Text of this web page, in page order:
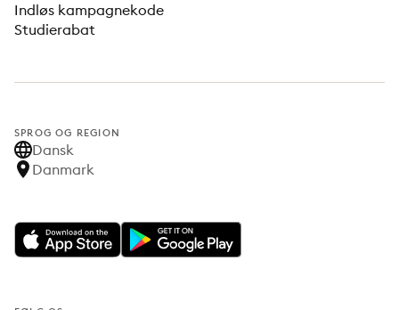
Indløs kampagnekode
Studierabat
SPROG OG REGION
Dansk
Danmark